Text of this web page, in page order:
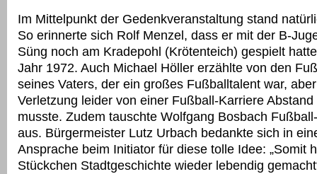
Im Mittelpunkt der Gedenkveranstaltung stand
So erinnerte sich Rolf Menzel, dass er mit der B-
Süng noch am Kradepohl (Krötenteich) gespielt
Jahr 1972. Auch Michael Höller erzählte von den
seines Vaters, der ein großes Fußballtalent war,
Verletzung leider von einer Fußball-Karriere Abstand
musste. Zudem tauschte Wolfgang Bosbach
aus. Bürgermeister Lutz Urbach bedankte sich in
Ansprache beim Initiator für diese tolle Idee: „Somit
Stückchen Stadtgeschichte wieder lebendig